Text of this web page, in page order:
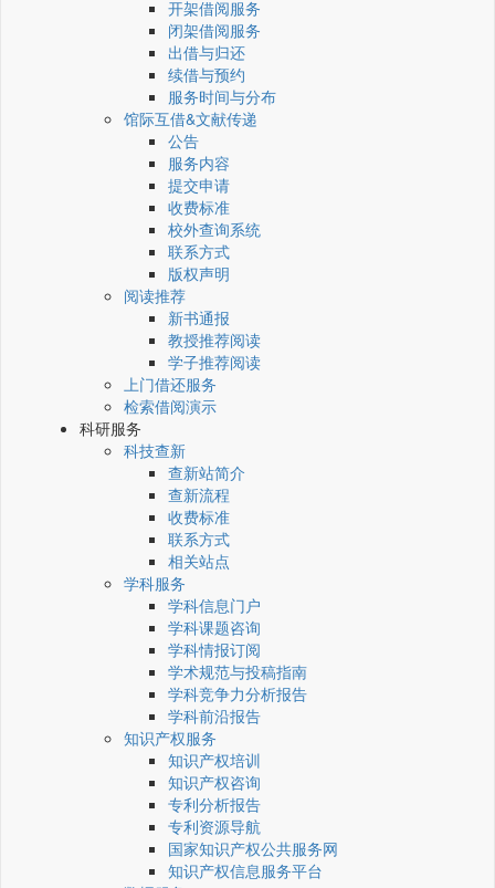
开架借阅服务
闭架借阅服务
出借与归还
续借与预约
服务时间与分布
馆际互借&文献传递
公告
服务内容
提交申请
收费标准
校外查询系统
联系方式
版权声明
阅读推荐
新书通报
教授推荐阅读
学子推荐阅读
上门借还服务
检索借阅演示
科研服务
科技查新
查新站简介
查新流程
收费标准
联系方式
相关站点
学科服务
学科信息门户
学科课题咨询
学科情报订阅
学术规范与投稿指南
学科竞争力分析报告
学科前沿报告
知识产权服务
知识产权培训
知识产权咨询
专利分析报告
专利资源导航
国家知识产权公共服务网
知识产权信息服务平台